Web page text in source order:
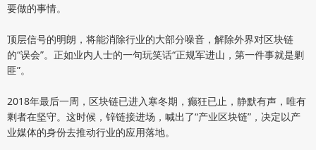
要做的事情。
顶层信号的明朗，将能消除行业的大部分噪音，解除外界对区块链
的“误会”。正如业内人士的一句玩笑话“正规军进山，第一件事就是剿
匪”。
2018年最后一周，区块链已进入寒冬期，癫狂已止，静默有声，唯有
剩者在坚守。这时候，锌链接进场，喊出了“产业区块链”，决定以产
业媒体的身份去推动行业的应用落地。